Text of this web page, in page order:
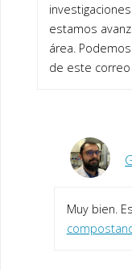
estamos
área.
de este correo
Muy bien.